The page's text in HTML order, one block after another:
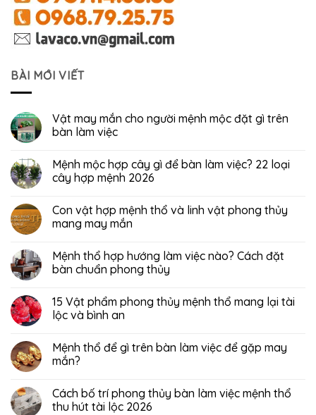
BÀI MỚI VIẾT
Vật may mắn cho người mệnh mộc đặt gì trên
bàn làm việc
Mệnh mộc hợp cây gì để bàn làm việc? 22 loại
cây hợp mệnh 2026
Con vật hợp mệnh thổ và linh vật phong thủy
mang may mắn
Mệnh thổ hợp hướng làm việc nào? Cách đặt
bàn chuẩn phong thủy
15 Vật phẩm phong thủy mệnh thổ mang lại tài
lộc và bình an
Mệnh thổ để gì trên bàn làm việc để gặp may
mắn?
Cách bố trí phong thủy bàn làm việc mệnh thổ
thu hút tài lộc 2026